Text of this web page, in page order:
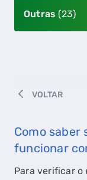
Outras (23)
VOLTAR
Como saber
funcionar
Para verificar o